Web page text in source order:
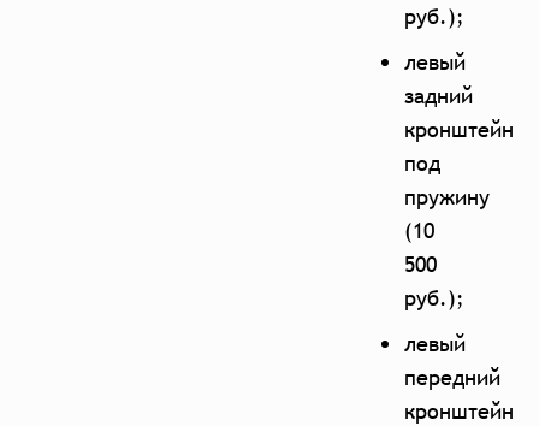
руб.);
левый
задний
кронштейн
под
пружину
(10
500
руб.);
левый
передний
кронштейн